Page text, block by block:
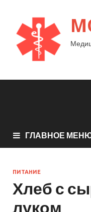
ГЛАВНОЕ
ПИТАНИЕ
Хлеб с
луком